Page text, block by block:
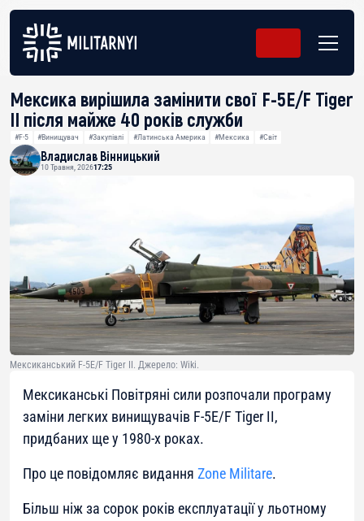
Мексика вирішила замінити свої F-5E/F Tiger
II після майже 40 років служби
#F-5 #Винищувач #Закупівлі #Латинська Америка #Мексика #Світ
Владислав Вінницький
10 Травня, 202617:25
Мексиканський F-5E/F Tiger II. Джерело: Wiki.
Мексиканські Повітряні сили розпочали програму
заміни легких винищувачів F-5E/F Tiger II,
придбаних ще у 1980-х роках.
Про це повідомляє видання Zone Militare.
Більш ніж за сорок років експлуатації у льотному